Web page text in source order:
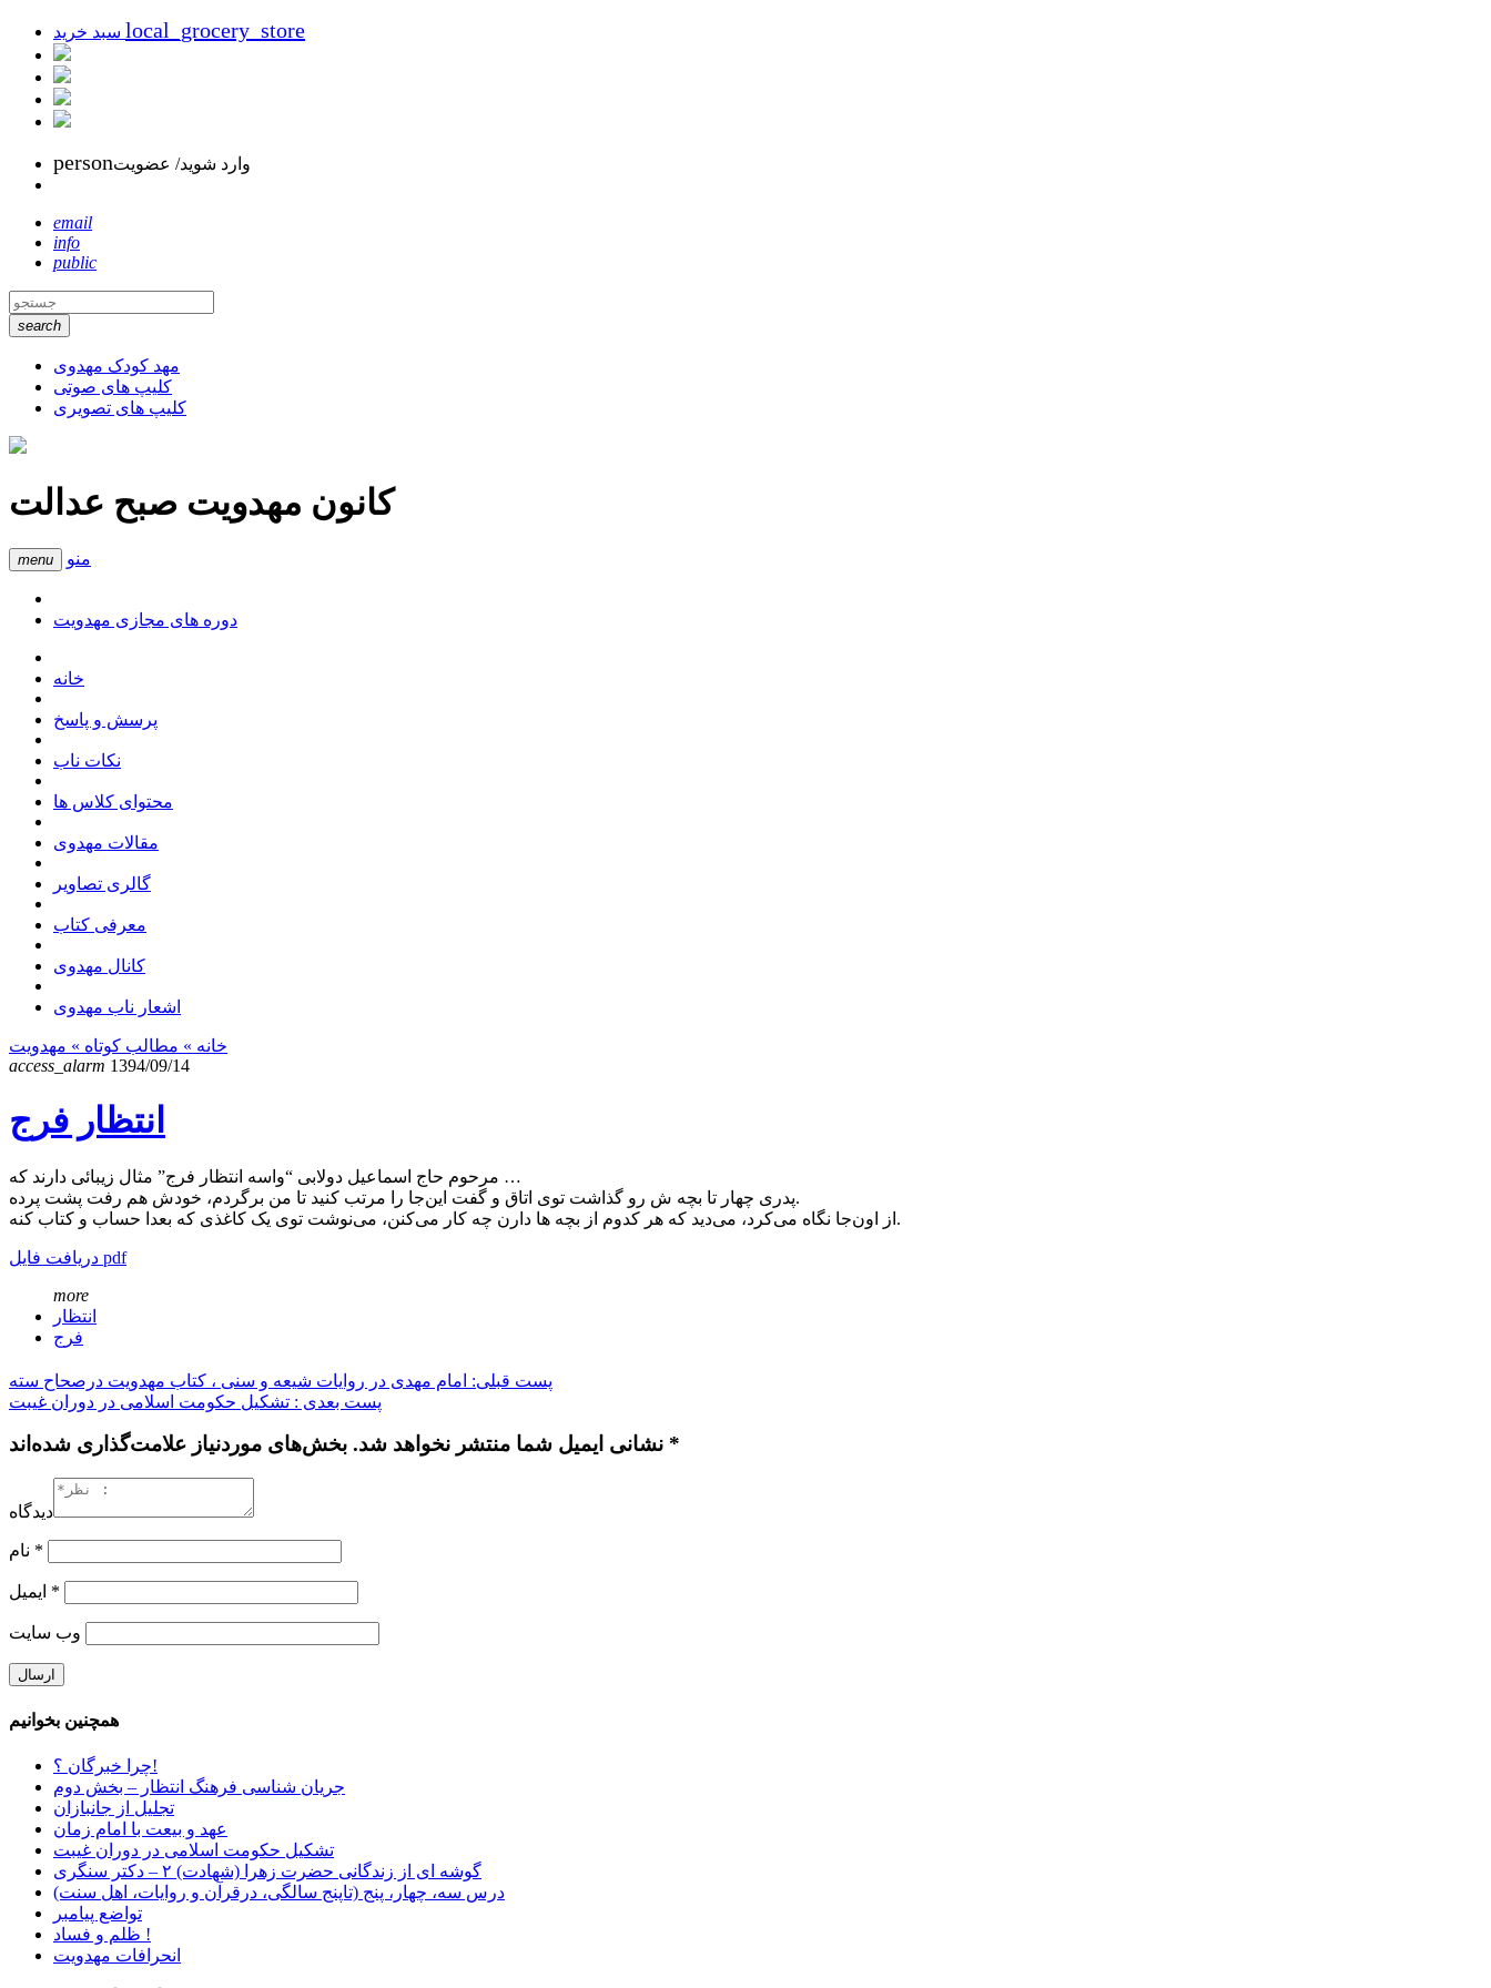
local_grocery_store
personوارد شوید/ عضویت
email
info
public
search
مهد کودک مهدوی
کلیپ های صوتی
کلیپ های تصویری
کانون مهدویت صبح عدالت
menu منو
دوره های مجازی مهدویت
خانه
پرسش و پاسخ
نکات ناب
محتوای کلاس ها
مقالات مهدوی
گالری تصاویر
معرفی کتاب
کانال مهدوی
اشعار ناب مهدوی
خانه » مطالب کوتاه » مهدویت
access_alarm 1394/09/14
انتظار فرج
مرحوم حاج اسماعیل دولابی “واسه انتظار فرج” مثال زیبائی دارند که …
پدری چهار تا بچه ش رو گذاشت توی اتاق و گفت این‌جا را مرتب کنید تا من برگردم، خودش هم رفت پشت پرده.
از اون‌جا نگاه می‌کرد، می‌دید که هر کدوم از بچه ها دارن چه کار می‌کنن، می‌نوشت توی یک کاغذی که بعدا حساب و کتاب کنه.
دریافت فایل pdf
more
انتظار
فرج
پست قبلی: امام مهدی در روایات شیعه و سنی ، کتاب مهدویت درصحاح سته
پست بعدی : تشکیل حکومت اسلامی در دوران غیبت
نشانی ایمیل شما منتشر نخواهد شد. بخش‌های موردنیاز علامت‌گذاری شده‌اند *
دیدگاه
*
*
وب‌ سایت
همچنین بخوانیم
چرا خبرگان ؟!
جریان شناسی فرهنگ انتظار – بخش دوم
تجلیل از جانبازان
عهد و بیعت با امام زمان
تشکیل حکومت اسلامی در دوران غیبت
گوشه ای از زندگانی حضرت زهرا (شهادت) ۲ – دکتر سنگری
درس سه، چهار، پنج (تاپنج سالگی، درقرآن و روایات، اهل سنت)
تواضع پیامبر
ظلم و فساد !
انحرافات مهدویت